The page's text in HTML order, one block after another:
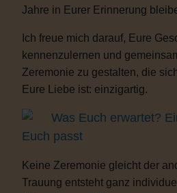
Jahre in Eurer Erinnerung
Ich freue mich darauf, Eure
kennenzulernen und
Zeremonie zu gestalten, die
Eure Liebe ist: einzigartig.
Was Euch erwartet?
Euch passt
Keine Zeremonie gleicht der
Trauung entsteht ganz